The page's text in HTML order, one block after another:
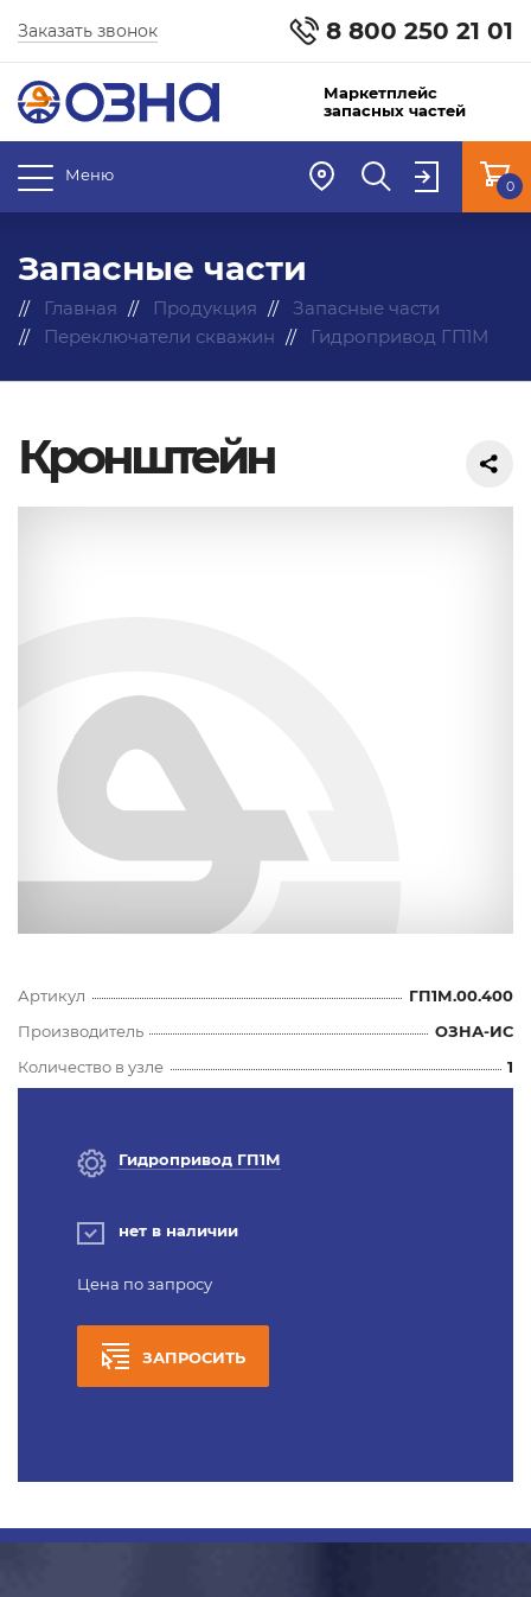
8 800 250 21 01
Заказать звонок
Маркетплейс
запасных частей
Меню
0
Запасные части
Главная Продукция
Запасные части
Переключатели скважин
Гидропривод ГП1М
Кронштейн
Артикул
ГП1М.00.400
Производитель
ОЗНА-ИС
Количество в узле
1
Гидропривод ГП1М
нет в наличии
Цена по запросу
ЗАПРОСИТЬ